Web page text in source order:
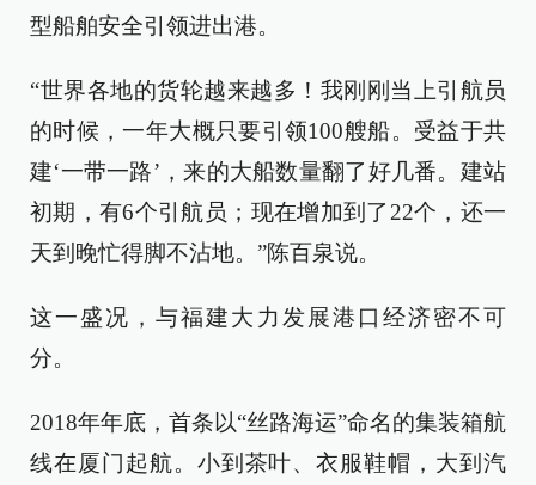
型船舶安全引领进出港。
“世界各地的货轮越来越多！我刚刚当上引航员
的时候，一年大概只要引领100艘船。受益于共
建‘一带一路’，来的大船数量翻了好几番。建站
初期，有6个引航员；现在增加到了22个，还一
天到晚忙得脚不沾地。”陈百泉说。
这一盛况，与福建大力发展港口经济密不可
分。
2018年年底，首条以“丝路海运”命名的集装箱航
线在厦门起航。小到茶叶、衣服鞋帽，大到汽